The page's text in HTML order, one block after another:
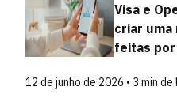
Visa e
criar uma
feitas
12 de junho de 2026 • 3 min